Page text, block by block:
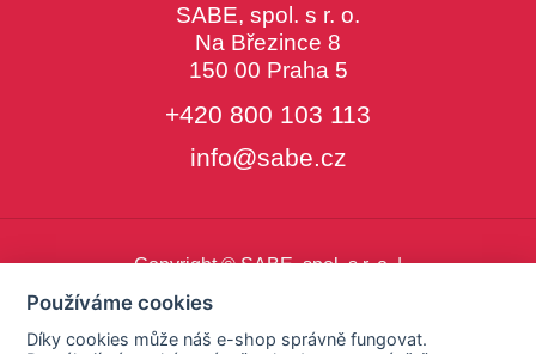
SABE, spol. s r. o.
Na Březince 8
150 00 Praha 5
+420 800 103 113
info@sabe.cz
Copyright © SABE, spol. s r. o. |
Používáme cookies
Díky cookies může náš e-shop správně fungovat.